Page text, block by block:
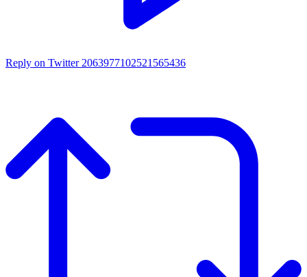
Reply on Twitter 2063977102521565436